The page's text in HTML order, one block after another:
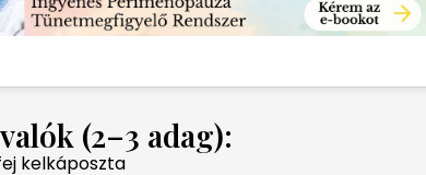
(2–3 adag):
kelkáposzta